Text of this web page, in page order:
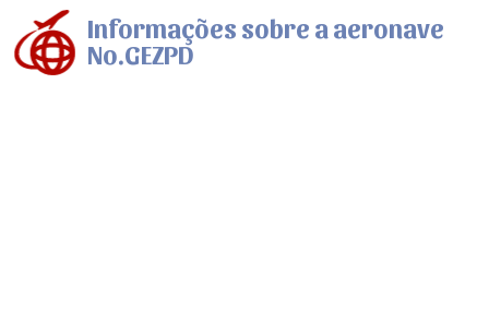
Informações sobre a aeronave
No.GEZPD